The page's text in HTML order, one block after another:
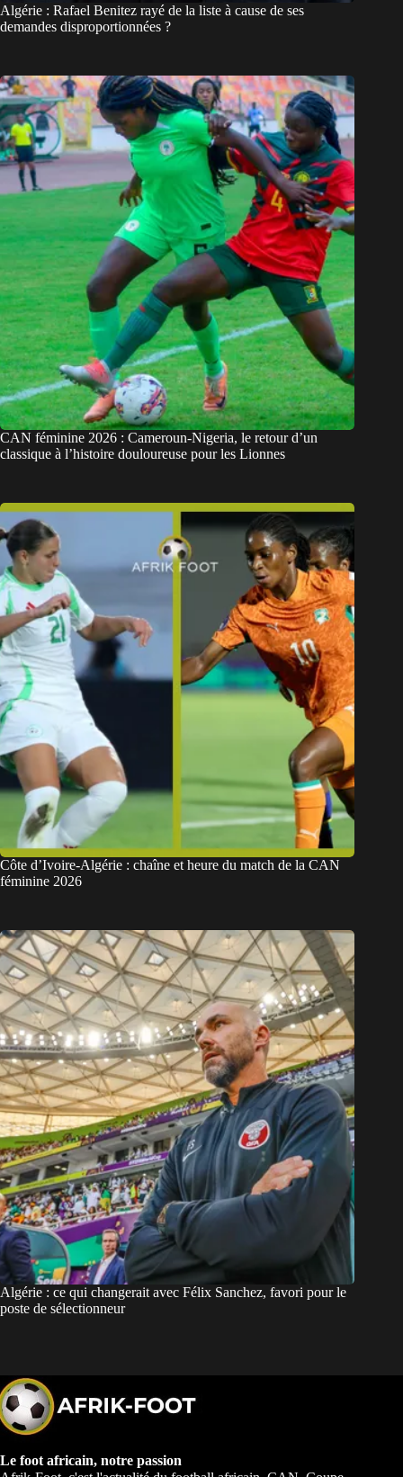
Algérie : Rafael Benitez rayé de la liste à cause de ses
demandes disproportionnées ?
CAN féminine 2026 : Cameroun-Nigeria, le retour d’un
classique à l’histoire douloureuse pour les Lionnes
Côte d’Ivoire-Algérie : chaîne et heure du match de la CAN
féminine 2026
Algérie : ce qui changerait avec Félix Sanchez, favori pour le
poste de sélectionneur
Le foot africain, notre passion